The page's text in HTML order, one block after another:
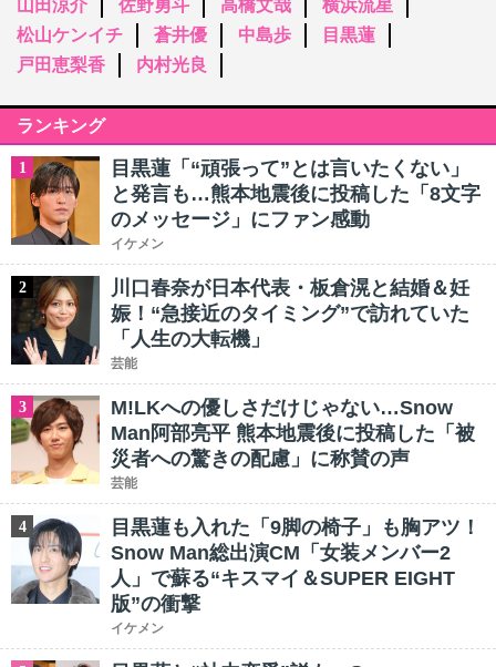
山田涼介 佐野勇斗 高橋文哉
横浜流星
松山ケンイチ
蒼井優 中島歩
目黒蓮
戸田恵梨香
内村光良
ランキング
1
目黒蓮「“頑張って”とは言いたくない」
と発言も…熊本地震後に投稿した「8文字
のメッセージ」にファン感動
イケメン
2
川口春奈が日本代表・板倉滉と結婚＆妊
娠！“急接近のタイミング”で訪れていた
「人生の大転機」
芸能
3
M!LKへの優しさだけじゃない…Snow
Man阿部亮平 熊本地震後に投稿した「被
災者への驚きの配慮」に称賛の声
芸能
4
目黒蓮も入れた「9脚の椅子」も胸アツ！
Snow Man総出演CM「女装メンバー2
人」で蘇る“キスマイ＆SUPER EIGHT
版”の衝撃
イケメン